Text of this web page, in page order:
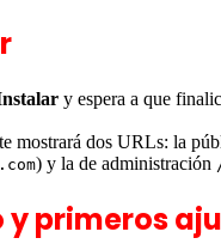
y espera a que
mostrará dos URLs: la
) y la de administración
y primeros